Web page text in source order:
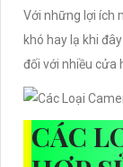
Với những lợi ích
khó hay lạ khi
đối với nhiều cửa
CÁC